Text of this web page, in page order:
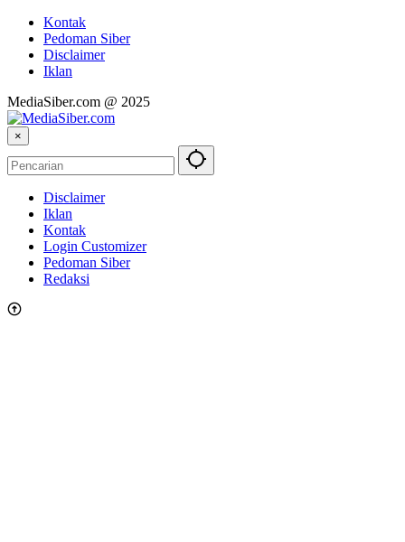
Kontak
Pedoman Siber
Disclaimer
Iklan
MediaSiber.com @ 2025
×
Disclaimer
Iklan
Kontak
Login Customizer
Pedoman Siber
Redaksi